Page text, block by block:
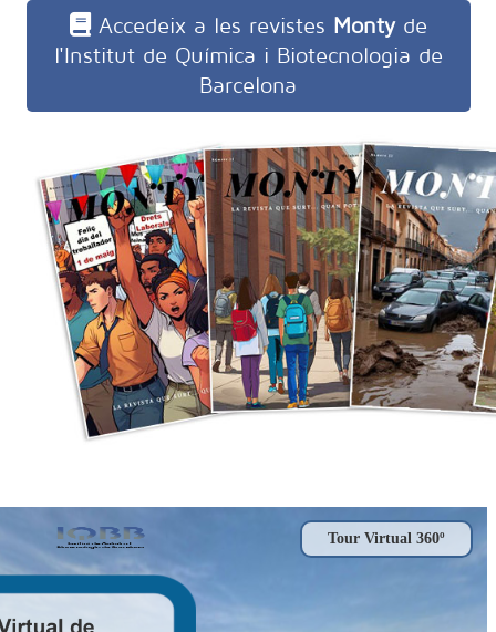
Accedeix a les revistes Montyde
l'Institut de Química i Biotecnologia de
Barcelona